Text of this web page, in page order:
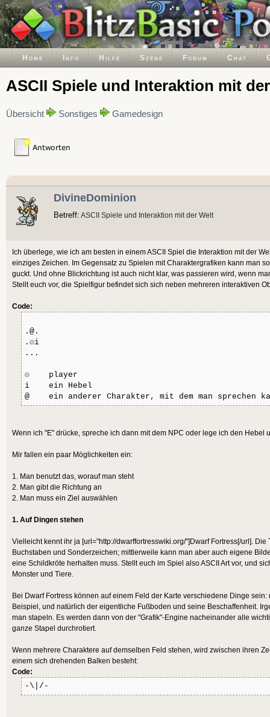
Home Info Hilfe Szene Forum Chat
ASCII Spiele und Interaktion mit
Übersicht Sonstiges Gamedesign
DivineDominion
Betreff: ASCII Spiele und Interaktion mit der Welt
Ich überlege, wie ich am besten in einem ASCII Spiel die Interaktion mit der
einziges Zeichen. Im Gegensatz zu Spielen mit Charaktergrafiken kann man
guckt. Und ohne Blickrichtung ist auch nicht klar, was passieren wird, wenn
Stellt euch vor, die Spielfigur befindet sich sich neben mehreren interaktiven
Code:
.@.
.☺i
...
☺ player
i ein Hebel
@ ein anderer Charakter, mit dem man sprechen
Wenn ich "E" drücke, spreche ich dann mit dem NPC oder lege ich den Hebel
Mir fallen ein paar Möglichkeiten ein:
1. Man benutzt das, worauf man steht
2. Man gibt die Richtung an
2. Man muss ein Ziel auswählen
1. Auf Dingen stehen
Vielleicht kennt ihr ja [url="http://dwarffortresswiki.org/"]Dwarf Fortress[/url].
Buchstaben und Sonderzeichen; mittlerweile kann man aber auch eigene
eine Schildkröte herhalten muss. Stellt euch im Spiel also ASCII Art vor, und
Monster und Tiere.
Bei Dwarf Fortress können auf einem Feld der Karte verschiedene Dinge
Beispiel, und natürlich der eigentliche Fußboden und seine Beschaffenheit.
man stapeln. Es werden dann von der "Grafik"-Engine nacheinander alle
ganze Stapel durchrotiert.
Wenn mehrere Charaktere auf demselben Feld stehen, wird zwischen ihren
einem sich drehenden Balken besteht:
Code:
-\|/-